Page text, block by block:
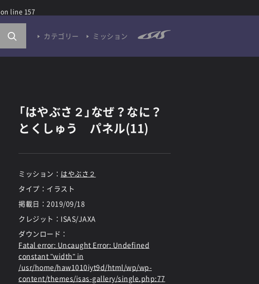
on line 157
カテゴリー ミッション
「はやぶさ２」なぜ？なに？
とくしゅう パネル(11)
ミッション： はやぶさ２
タイプ：イラスト
掲載日： 2019/09/18
クレジット：ISAS/JAXA
ダウンロード：
Fatal error: Uncaught Error: Undefined
constant "width" in
/usr/home/haw1010iyt9d/html/wp/wp-
content/themes/isas-gallery/single.php:77